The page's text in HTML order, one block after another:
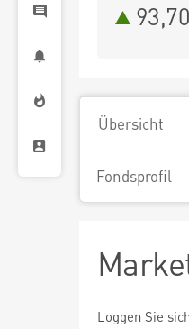
Übersicht
Fondsprofil
Loggen Sie